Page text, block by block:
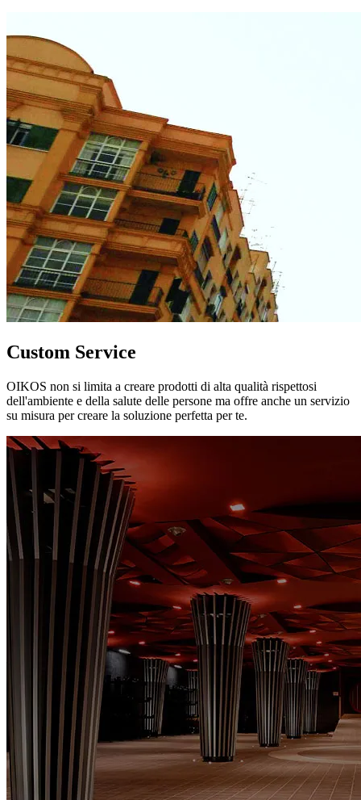
Custom Service
OIKOS non si limita a creare prodotti di alta qualità rispettosi
dell'ambiente e della salute delle persone ma offre anche un servizio
su misura per creare la soluzione perfetta per te.